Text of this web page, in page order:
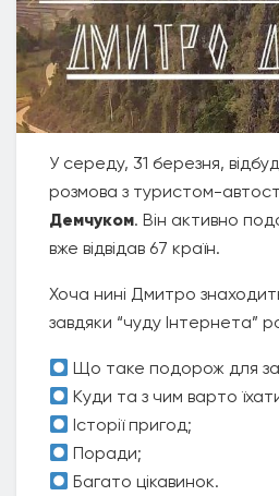
У середу, 31 березня,
розмова з туристом-
Демчуком. Він активно
вже відвідав 67 країн.
Хоча нині Дмитро
завдяки “чуду Інтернета”
Що таке подорож для
Куди та з чим варто
Історії пригод;
Поради;
Багато цікавинок.